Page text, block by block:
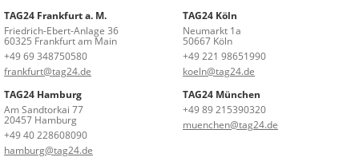
TAG24 Frankfurt a. M.
Friedrich-Ebert-Anlage 36
60325 Frankfurt am Main
+49 69 348750580
frankfurt@tag24.de
TAG24 Köln
Neumarkt 1a
50667 Köln
+49 221 98651990
koeln@tag24.de
TAG24 Hamburg
Am Sandtorkai 77
20457 Hamburg
+49 40 228608090
hamburg@tag24.de
TAG24 München
+49 89 215390320
muenchen@tag24.de